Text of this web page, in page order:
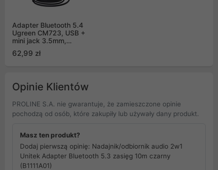
Adapter Bluetooth 5.4
Ugreen CM723, USB +
mini jack 3.5mm,
(czarny)
62,99 zł
Opinie Klientów
PROLINE S.A. nie gwarantuje, że zamieszczone opinie
pochodzą od osób, które zakupiły lub używały dany produkt.
Masz ten produkt?
Dodaj pierwszą opinię: Nadajnik/odbiornik audio 2w1
Unitek Adapter Bluetooth 5.3 zasięg 10m czarny
(B1111A01)